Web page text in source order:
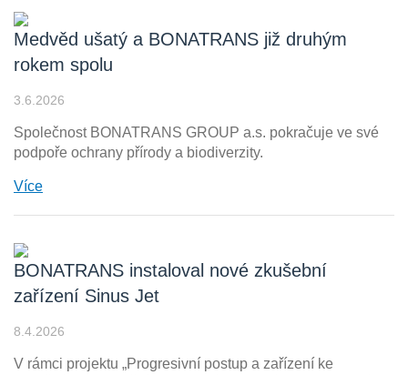
Medvěd ušatý a BONATRANS již druhým
rokem spolu
3.6.2026
Společnost BONATRANS GROUP a.s. pokračuje ve své
podpoře ochrany přírody a biodiverzity.
Více
BONATRANS instaloval nové zkušební
zařízení Sinus Jet
8.4.2026
V rámci projektu „Progresivní postup a zařízení ke